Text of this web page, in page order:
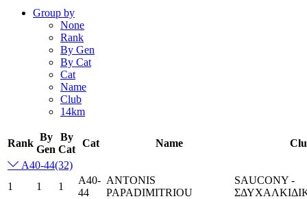
Group by
None
Rank
By Gen
By Cat
Cat
Name
Club
14km
Rank
By
Gen
By
Cat
Cat Name
Α40-44(32)
1
1 1
Α40-
44
ANTONIS
PAPADIMITRIOU
SAUCONY -